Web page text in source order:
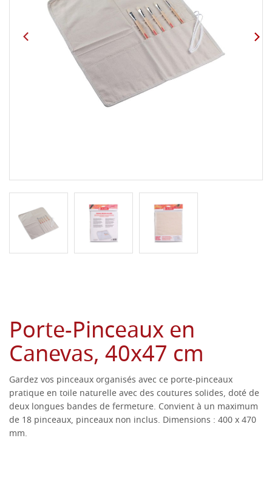
Porte-Pinceaux en
Canevas, 40x47 cm
Gardez vos pinceaux organisés avec ce porte-pinceaux
pratique en toile naturelle avec des coutures solides, doté de
deux longues bandes de fermeture. Convient à un maximum
de 18 pinceaux, pinceaux non inclus. Dimensions : 400 x 470
mm.